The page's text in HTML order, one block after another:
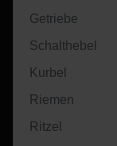
Getriebe
Schalthebel
Kurbel
Riemen
Ritzel